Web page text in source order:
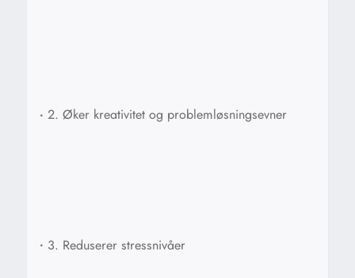
• 2. Øker kreativitet og problemløsningsevner
• 3. Reduserer stressnivåer